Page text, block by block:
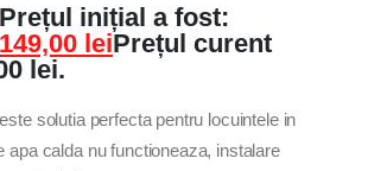
Prețul inițial a fost:
149,00 leiPrețul curent
lei.
solutia perfecta pentru locuintele in
apa calda nu functioneaza, instalare